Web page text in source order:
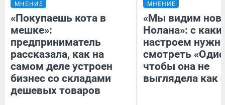
МНЕНИЕ
«Покупаешь кота в
мешке»:
предприниматель
рассказала, как на
самом деле устроен
бизнес со складами
дешевых товаров
МНЕНИЕ
«Мы видим
Нолана»: с
настроем
смотреть
чтобы она не
выглядела как